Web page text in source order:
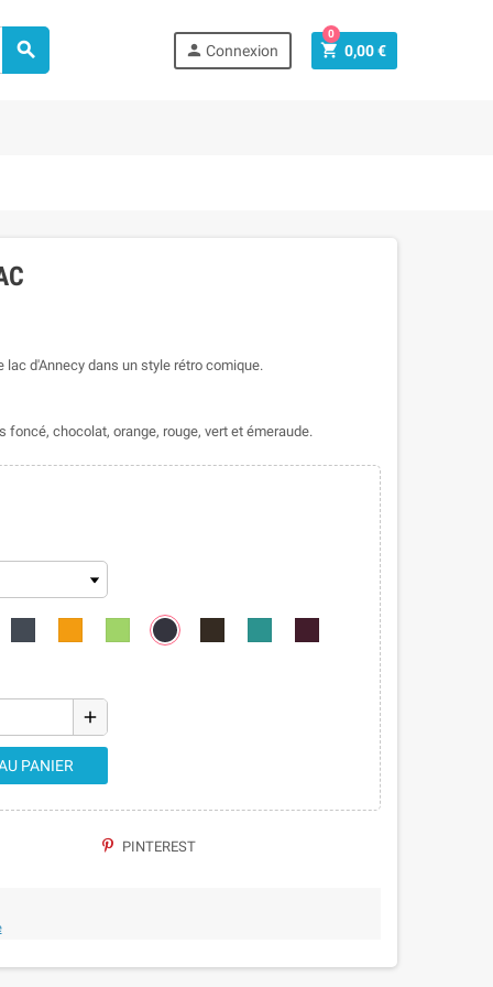
  Connexion  0,00 €
0
d'Annecy dans un style rétro comique.
foncé, chocolat, orange, rouge, vert et émeraude.
add
PANIER
PINTEREST